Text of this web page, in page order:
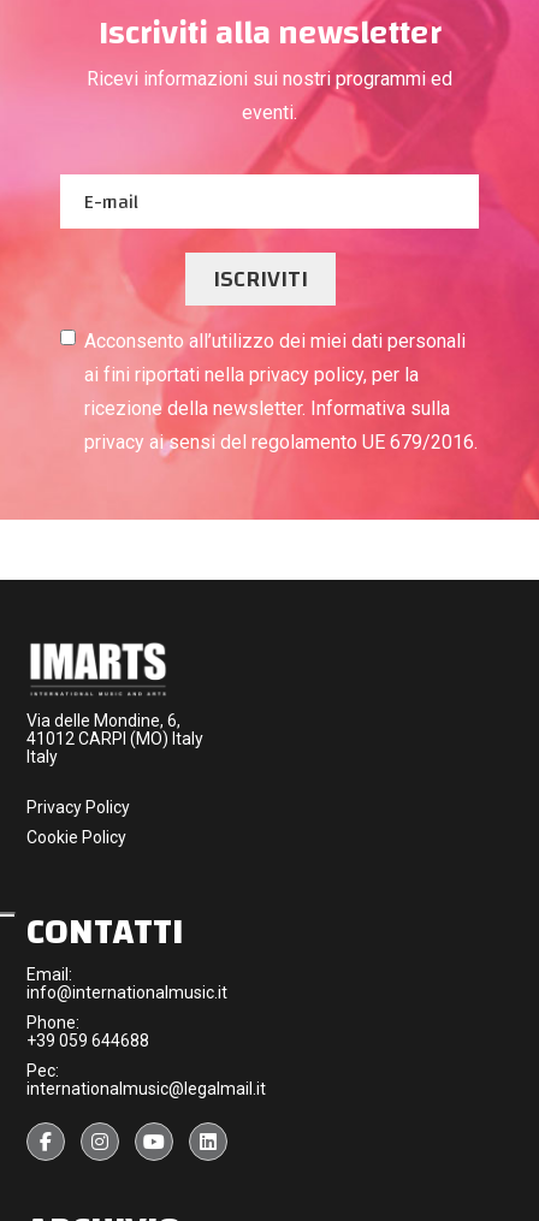
Iscriviti alla newsletter
Ricevi informazioni sui nostri programmi ed
eventi.
ISCRIVITI
Acconsento all’utilizzo dei miei dati personali
ai fini riportati nella privacy policy, per la
ricezione della newsletter. Informativa sulla
privacy ai sensi del regolamento UE 679/2016.
Via delle Mondine, 6,
41012 CARPI (MO) Italy
Italy
Privacy Policy
Cookie Policy
CONTATTI
Email:
info@internationalmusic.it
Phone:
+39 059 644688
Pec:
internationalmusic@legalmail.it